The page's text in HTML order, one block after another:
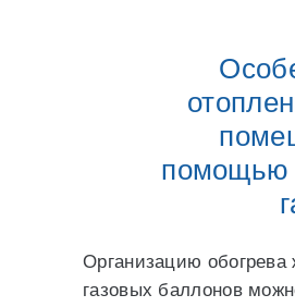
помощью
Организацию
газовых баллонов